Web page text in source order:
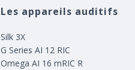
Les appareils auditifs
Silk 3X
G Series AI 12 RIC
Omega AI 16 mRIC R